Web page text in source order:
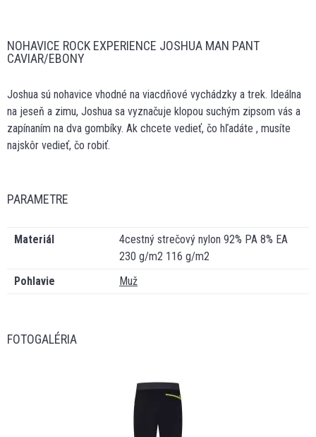
NOHAVICE ROCK EXPERIENCE JOSHUA MAN PANT
CAVIAR/EBONY
Joshua sú nohavice vhodné na viacdňové vychádzky a trek. Ideálna
na jeseň a zimu, Joshua sa vyznačuje klopou suchým zipsom vás a
zapínaním na dva gombíky. Ak chcete vedieť, čo hľadáte , musíte
najskôr vedieť, čo robiť.
PARAMETRE
Materiál
4cestný strečový nylon 92% PA 8% EA
230 g/m2 116 g/m2
Pohlavie
Muž
FOTOGALÉRIA